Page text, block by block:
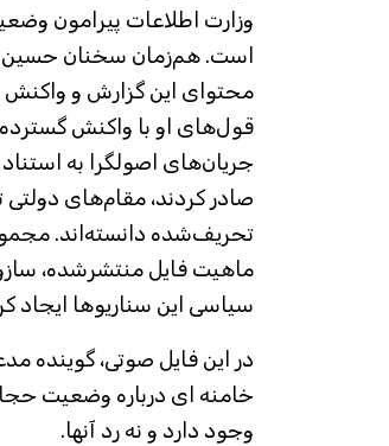
وزارت اطلاعات پیرامون
است. هم‌زمان سخنان حسین
محتوای این گزارش و واکنش
قول‌های او با واکنش
جریان‌های اصولگرا به
صادر کردند، مقام‌های
تحریف‌شده دانسته‌اند.
ماهیت فایل منتشرشده،
سیاسی این سناریوها ایجاد
در این فایل صوتی، گوینده
خامنه ای درباره وضعیت
وجود دارد و نه رد آنها.